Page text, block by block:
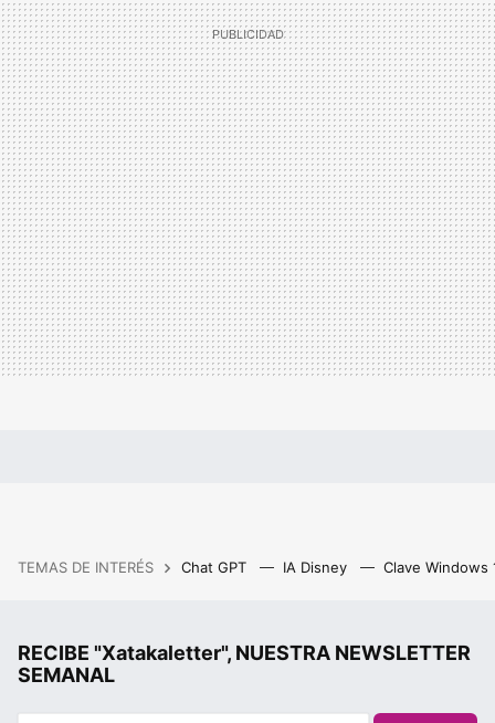
TEMAS DE INTERÉS Chat GPT IA Disney Clave Windows
RECIBE "Xatakaletter", NUESTRA NEWSLETTER
SEMANAL